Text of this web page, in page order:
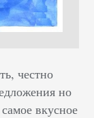
честно
но
вкусное